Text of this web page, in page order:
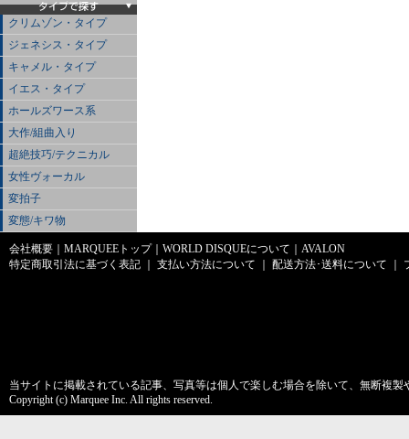
クリムゾン・タイプ
ジェネシス・タイプ
キャメル・タイプ
イエス・タイプ
ホールズワース系
大作/組曲入り
超絶技巧/テクニカル
女性ヴォーカル
変拍子
変態/キワ物
会社概要 MARQUEEトップ｜ WORLD DISQUEについて
AVALON
特定商取引法に基づく表記
支払い方法について 配送方法･送料について
当サイトに掲載されている記事、写真等は個人で楽しむ場合を除いて、無断複
Copyright (c) Marquee Inc. All rights reserved.